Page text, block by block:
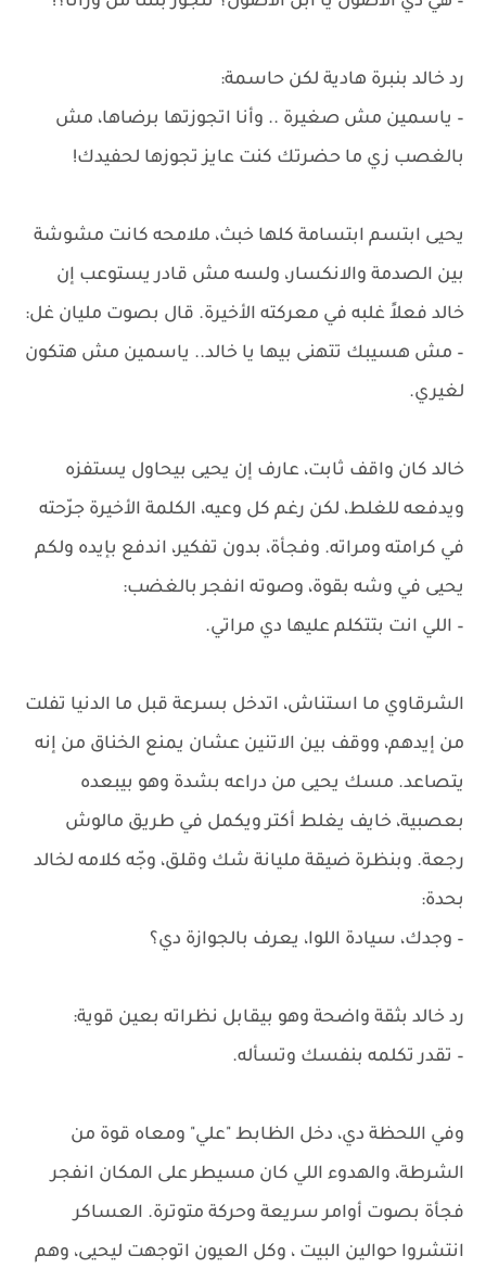
رد خالد بنبرة هادية لكن حاسمة:
– ياسمين مش صغيرة .. وأنا اتجوزتها برضاها، مش
بالغصب زي ما حضرتك كنت عايز تجوزها لحفيدك!
يحيى ابتسم ابتسامة كلها خبث، ملامحه كانت مشوشة
بين الصدمة والانكسار، ولسه مش قادر يستوعب إن
خالد فعلاً غلبه في معركته الأخيرة. قال بصوت مليان غل:
– مش هسيبك تتهنى بيها يا خالد.. ياسمين مش هتكون
لغيري.
خالد كان واقف ثابت، عارف إن يحيى بيحاول يستفزه
ويدفعه للغلط، لكن رغم كل وعيه، الكلمة الأخيرة جرّحته
في كرامته ومراته. وفجأة، بدون تفكير، اندفع بإيده ولكم
يحيى في وشه بقوة، وصوته انفجر بالغضب:
– اللي انت بتتكلم عليها دي مراتي.
الشرقاوي ما استناش، اتدخل بسرعة قبل ما الدنيا تفلت
من إيدهم، ووقف بين الاتنين عشان يمنع الخناق من إنه
يتصاعد. مسك يحيى من دراعه بشدة وهو بيبعده
بعصبية، خايف يغلط أكتر ويكمل في طريق مالوش
رجعة. وبنظرة ضيقة مليانة شك وقلق، وجّه كلامه لخالد
بحدة:
– وجدك، سيادة اللوا، يعرف بالجوازة دي؟
رد خالد بثقة واضحة وهو بيقابل نظراته بعين قوية:
– تقدر تكلمه بنفسك وتسأله.
وفي اللحظة دي، دخل الظابط "علي" ومعاه قوة من
الشرطة، والهدوء اللي كان مسيطر على المكان انفجر
فجأة بصوت أوامر سريعة وحركة متوترة. العساكر
انتشروا حوالين البيت ، وكل العيون اتوجهت ليحيى، وهم